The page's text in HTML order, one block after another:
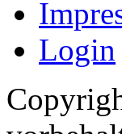
Login